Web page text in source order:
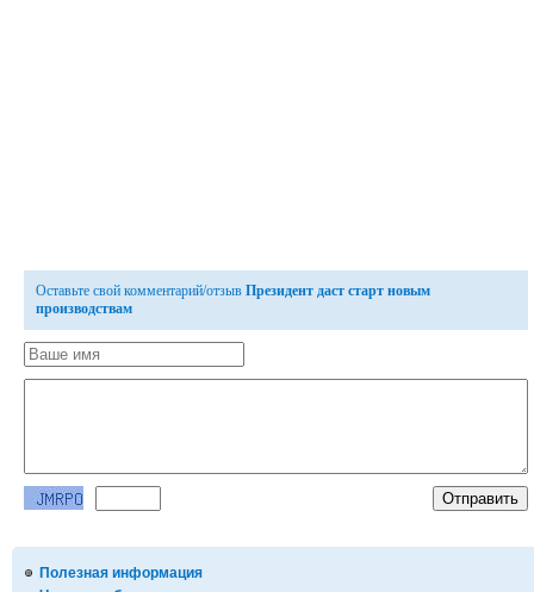
Полезная информация
Оставьте свой комментарий/отзыв Президент даст старт новым
производствам